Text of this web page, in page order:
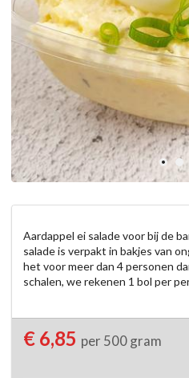
Aardappel ei salade voor bij de
salade is verpakt in bakjes van
het voor meer dan 4 personen
schalen, we rekenen 1 bol per
€ 6,85 per 500 gram